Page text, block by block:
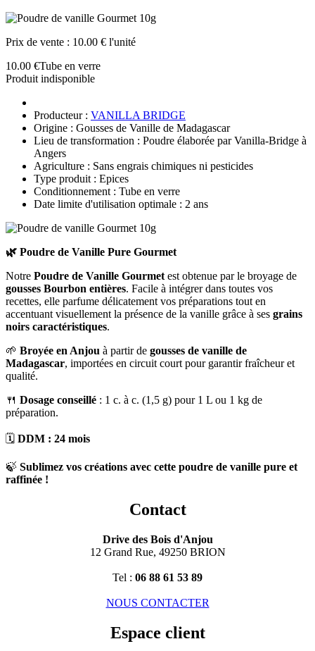
Prix de vente : 10.00 € l'unité
10.00 €Tube en verre
Produit indisponible
Producteur : VANILLA BRIDGE
Origine : Gousses de Vanille de Madagascar
Lieu de transformation : Poudre élaborée par Vanilla-Bridge à
Angers
Agriculture : Sans engrais chimiques ni pesticides
Type produit : Epices
Conditionnement : Tube en verre
Date limite d'utilisation optimale : 2 ans
🌿 Poudre de Vanille Pure Gourmet
Notre Poudre de Vanille Gourmet est obtenue par le broyage de
gousses Bourbon entières. Facile à intégrer dans toutes vos
recettes, elle parfume délicatement vos préparations tout en
accentuant visuellement la présence de la vanille grâce à ses grains
noirs caractéristiques.
🌱 Broyée en Anjou à partir de gousses de vanille de
Madagascar, importées en circuit court pour garantir fraîcheur et
qualité.
🍴 Dosage conseillé : 1 c. à c. (1,5 g) pour 1 L ou 1 kg de
préparation.
🗓️ DDM : 24 mois
🍃 Sublimez vos créations avec cette poudre de vanille pure et
raffinée !
Contact
Drive des Bois d'Anjou
12 Grand Rue, 49250 BRION
Tel : 06 88 61 53 89
NOUS CONTACTER
Espace client